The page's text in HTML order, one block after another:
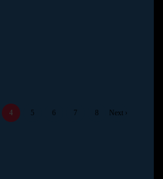
4 5 6 7 8 Next ›